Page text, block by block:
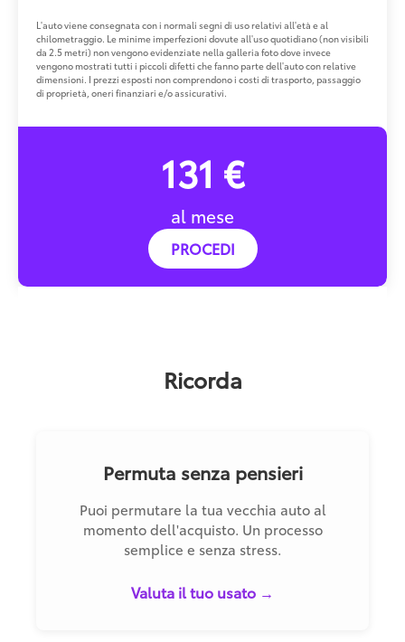
L'auto viene consegnata con i normali segni di uso relativi all'età e al
chilometraggio. Le minime imperfezioni dovute all'uso quotidiano (non visibili
da 2.5 metri) non vengono evidenziate nella galleria foto dove invece
vengono mostrati tutti i piccoli difetti che fanno parte dell'auto con relative
dimensioni. I prezzi esposti non comprendono i costi di trasporto, passaggio
di proprietà, oneri finanziari e/o assicurativi.
131 €
al mese
PROCEDI
Ricorda
Permuta senza pensieri
Puoi permutare la tua vecchia auto al
momento dell'acquisto. Un processo
semplice e senza stress.
Valuta il tuo usato →